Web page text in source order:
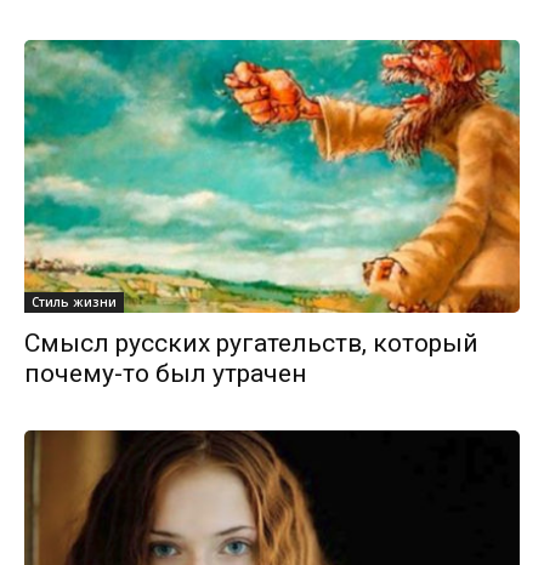
Стиль жизни
Смысл русских ругательств, который
почему-то был утрачен